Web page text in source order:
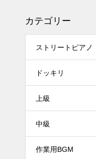
カテゴリー
ストリートピアノ
ドッキリ
上級
中級
作業用BGM